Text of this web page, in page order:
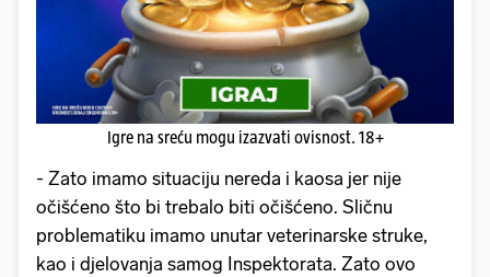
Igre na sreću mogu izazvati ovisnost. 18+
- Zato imamo situaciju nereda i kaosa jer nije
očišćeno što bi trebalo biti očišćeno. Sličnu
problematiku imamo unutar veterinarske struke,
kao i djelovanja samog Inspektorata. Zato ovo